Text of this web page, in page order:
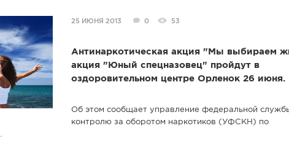
25 ИЮНЯ 2013 0 53
Антинаркотическая акция "Мы выбираем
акция "Юный спецназовец" пройдут в
оздоровительном центре Орленок 26 июня.
Об этом сообщает управление федеральной
контролю за оборотом наркотиков (УФСКН) по